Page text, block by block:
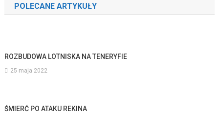
POLECANE ARTYKUŁY
ROZBUDOWA LOTNISKA NA TENERYFIE
25 maja 2022
ŚMIERĆ PO ATAKU REKINA